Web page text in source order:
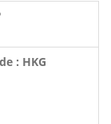
: HKG